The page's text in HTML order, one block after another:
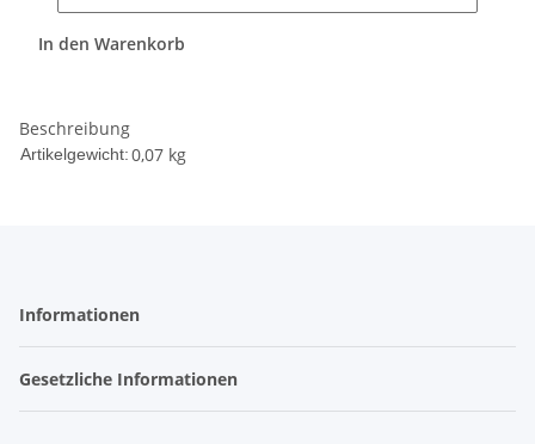
In den Warenkorb
Beschreibung
Artikelgewicht:0,07 kg
Informationen
Gesetzliche Informationen